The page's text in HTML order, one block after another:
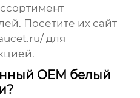
Посетите их сайт
для
OEM белый